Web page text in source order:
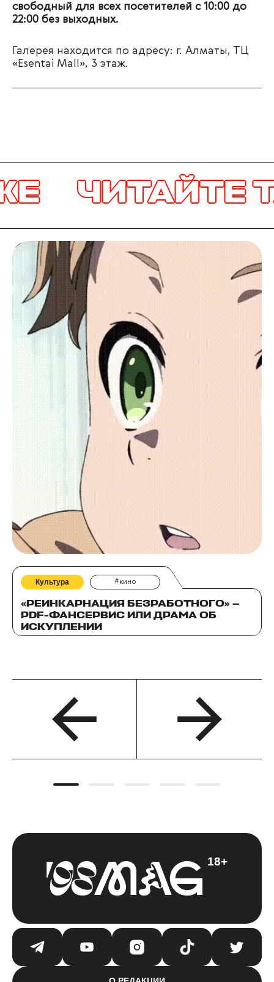
свободный для всех посетителей с 10:00 до
22:00 без выходных.
Галерея находится по адресу: г. Алматы, ТЦ
«Esentai Mall», 3 этаж.
ЧИТАЙТЕ
Культура #кино
«РЕИНКАРНАЦИЯ БЕЗРАБОТНОГО» —
PDF-ФАНСЕРВИС ИЛИ ДРАМА ОБ
ИСКУПЛЕНИИ
18+